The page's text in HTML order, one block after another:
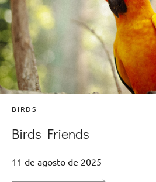
BIRDS
Birds Friends
11 de agosto de 2025